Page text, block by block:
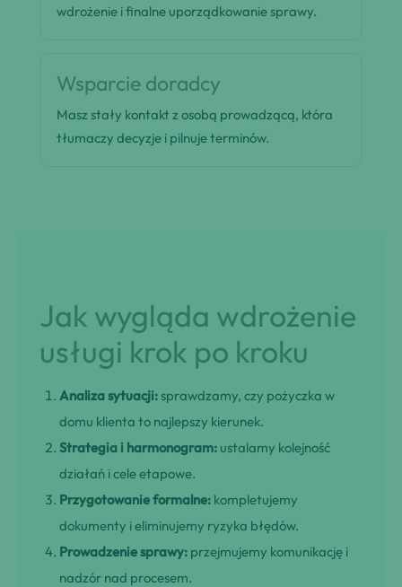
wdrożenie i finalne uporządkowanie sprawy.
Wsparcie doradcy
Masz stały kontakt z osobą prowadzącą, która
tłumaczy decyzje i pilnuje terminów.
Jak wygląda wdrożenie
usługi krok po kroku
Analiza sytuacji: sprawdzamy, czy pożyczka w
domu klienta to najlepszy kierunek.
Strategia i harmonogram: ustalamy kolejność
działań i cele etapowe.
Przygotowanie formalne: kompletujemy
dokumenty i eliminujemy ryzyka błędów.
Prowadzenie sprawy: przejmujemy komunikację i
nadzór nad procesem.